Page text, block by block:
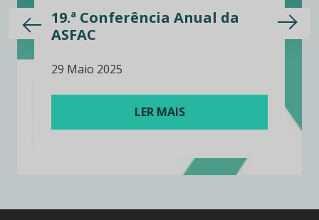
19.ª Conferência Anual da
ASFAC
29 Maio 2025
LER MAIS